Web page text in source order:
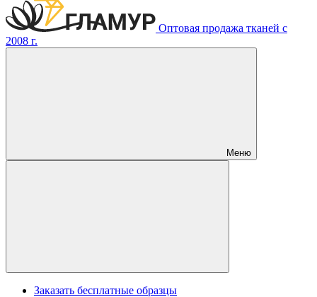
Оптовая продажа тканей с
2008 г.
Меню
Заказать бесплатные образцы